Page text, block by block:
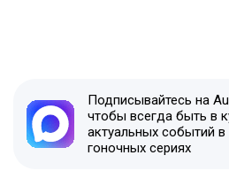
Подписывайтесь на
чтобы всегда быть в
актуальных событий
гоночных сериях